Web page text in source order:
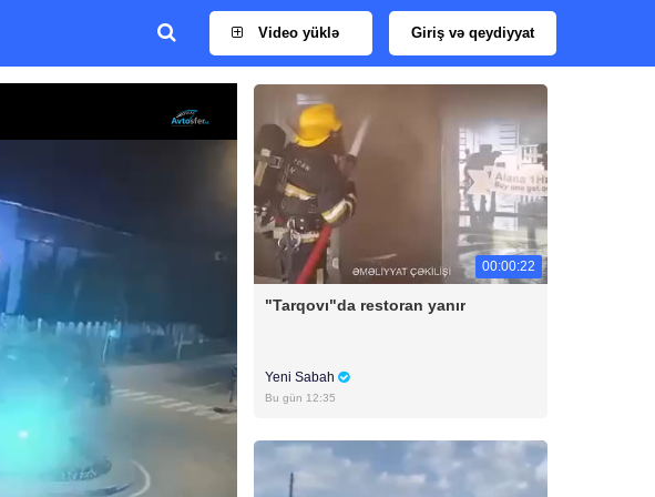
Video yüklə Giriş və qeydiyyat
00:00:22
"Tarqovı"da restoran yanır
Yeni Sabah
Bu gün 12:35